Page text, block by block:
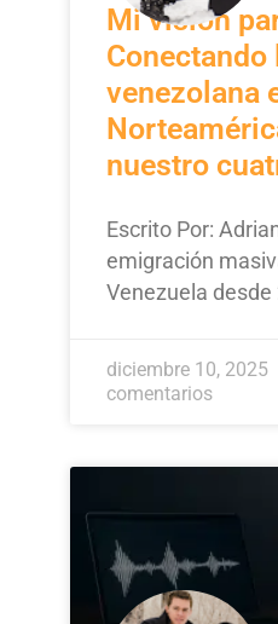
Mi visión
Conectando
venezolana
nuestro
Escrito Por:
emigración
Venezuela desde
diciembre 10, 2025
comentarios